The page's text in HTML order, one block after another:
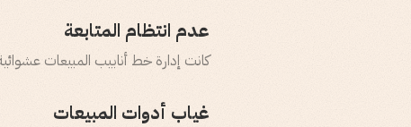
عدم انتظام المتابعة
كانت إدارة خط أنابيب المبيعات
غياب أدوات المبيعات